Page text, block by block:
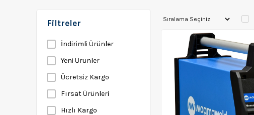
Filtreler
İndirimli Ürünler
Yeni Ürünler
Ücretsiz Kargo
Fırsat Ürünleri
Hızlı Kargo